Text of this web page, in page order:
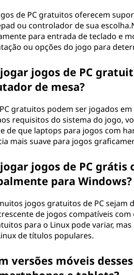
de PC gratuitos oferecem
ou controlador de sua
para entrada de teclado e
ou opções do jogo para
jogar jogos de PC
de mesa?
gratuitos podem ser jogados
requisitos do sistema do jogo,
de que laptops para jogos com
mais suave para jogos
jogos de PC
para Windows?
jogos gratuitos de PC sejam
de jogos compatíveis
para o Linux pode variar,
de títulos populares.
versões móveis